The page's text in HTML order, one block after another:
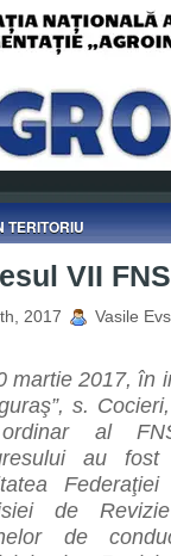
TERITORIU
VII
2017 Vasile
martie 2017, în
s.
al
au
de
de